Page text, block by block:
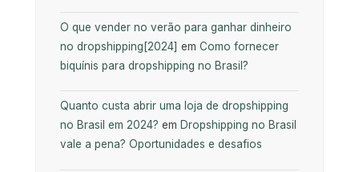
O que vender no verão para ganhar dinheiro
no dropshipping[2024] em Como fornecer
biquínis para dropshipping no Brasil?
Quanto custa abrir uma loja de dropshipping
no Brasil em 2024? em Dropshipping no Brasil
vale a pena? Oportunidades e desafios